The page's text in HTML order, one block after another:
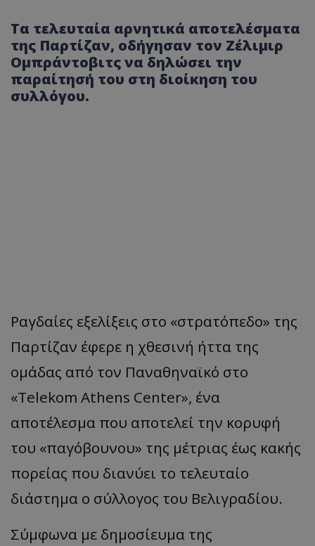
Τα τελευταία αρνητικά αποτελέσματα
της Παρτίζαν, οδήγησαν τον Ζέλιμιρ
Ομπράντοβιτς να δηλώσει την
παραίτησή του στη διοίκηση του
συλλόγου.
Ραγδαίες εξελίξεις στο «στρατόπεδο» της
Παρτίζαν έφερε η χθεσινή ήττα της
ομάδας από τον Παναθηναϊκό στο
«Telekom Athens Center», ένα
αποτέλεσμα που αποτελεί την κορυφή
του «παγόβουνου» της μέτριας έως κακής
πορείας που διανύει το τελευταίο
διάστημα ο σύλλογος του Βελιγραδίου.
Σύμφωνα με δημοσίευμα της